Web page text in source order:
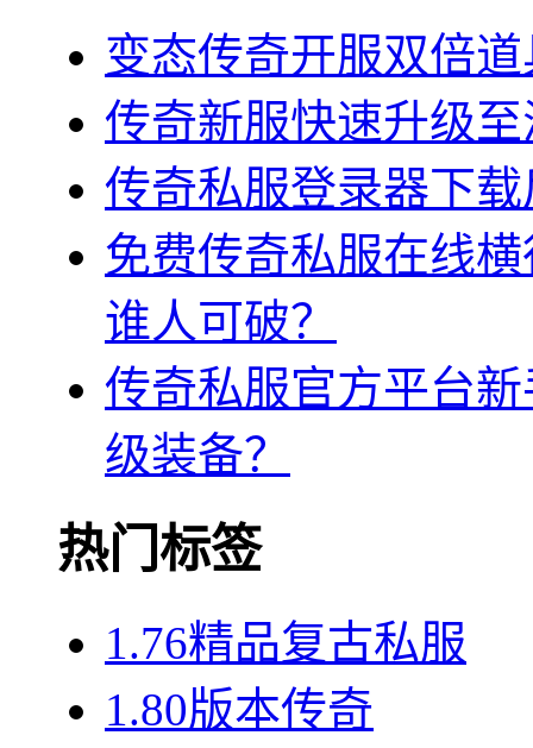
变态传奇开服双倍
传奇新服快速升级
传奇私服登录器下
免费传奇私服在线
谁人可破？
传奇私服官方平台
级装备？
热门标签
1.76精品复古私服
1.80版本传奇